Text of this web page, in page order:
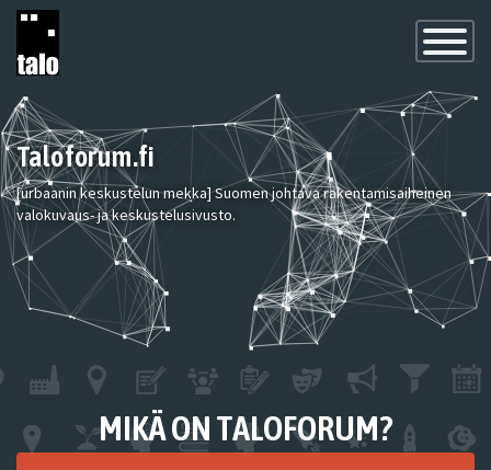
Toggle
Taloforum.fi
[urbaanin keskustelun mekka] Suomen johtava rakentamisaiheinen
valokuvaus- ja keskustelusivusto.
MIKÄ ON TALOFORUM?